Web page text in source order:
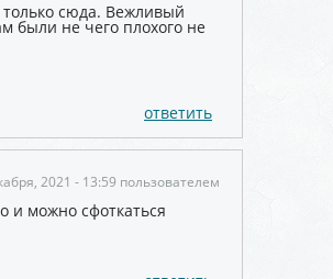
сюда. Вежливый
были не чего плохого не
ответить
2021 - 13:59 пользователем
и можно сфоткаться